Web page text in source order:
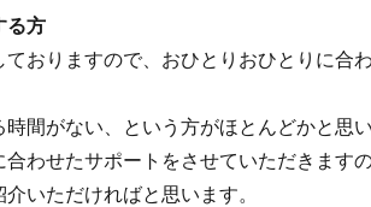
る方
ておりますので、おひとりおひとりに合
間がない、という方がほとんどかと思い
わせたサポートをさせていただきます
いただければと思います。